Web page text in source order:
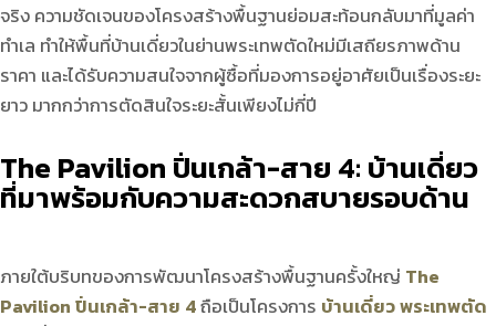
จริง ความชัดเจนของโครงสร้างพื้นฐานย่อมสะท้อนกลับมาที่มูลค่า
ทำเล ทำให้พื้นที่บ้านเดี่ยวในย่านพระเทพตัดใหม่มีเสถียรภาพด้าน
ราคา และได้รับความสนใจจากผู้ซื้อที่มองการอยู่อาศัยเป็นเรื่องระยะ
ยาว มากกว่าการตัดสินใจระยะสั้นเพียงไม่กี่ปี
The Pavilion ปิ่นเกล้า-สาย 4: บ้านเดี่ยว
ที่มาพร้อมกับความสะดวกสบายรอบด้าน
ภายใต้บริบทของการพัฒนาโครงสร้างพื้นฐานครั้งใหญ่ The
Pavilion ปิ่นเกล้า-สาย 4ถือเป็นโครงการ บ้านเดี่ยว พระเทพตัด